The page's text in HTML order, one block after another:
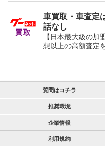
車買取・車査定
話なし
【日本最大級の
想以上の高額査定
質問はコチラ
推奨環境
企業情報
利用規約